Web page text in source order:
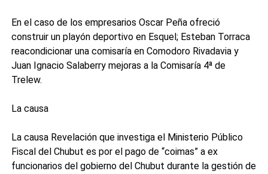
En el caso de los empresarios Oscar Peña ofreció
construir un playón deportivo en Esquel; Esteban Torraca
reacondicionar una comisaría en Comodoro Rivadavia y
Juan Ignacio Salaberry mejoras a la Comisaría 4ª de
Trelew.
La causa
La causa Revelación que investiga el Ministerio Público
Fiscal del Chubut es por el pago de “coimas” a ex
funcionarios del gobierno del Chubut durante la gestión de